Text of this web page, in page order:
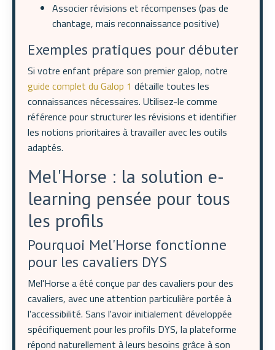
Associer révisions et récompenses (pas de
chantage, mais reconnaissance positive)
Exemples pratiques pour débuter
Si votre enfant prépare son premier galop, notre
guide complet du Galop 1 détaille toutes les
connaissances nécessaires. Utilisez-le comme
référence pour structurer les révisions et identifier
les notions prioritaires à travailler avec les outils
adaptés.
Mel'Horse : la solution e-
learning pensée pour tous
les profils
Pourquoi Mel'Horse fonctionne
pour les cavaliers DYS
Mel'Horse a été conçue par des cavaliers pour des
cavaliers, avec une attention particulière portée à
l'accessibilité. Sans l'avoir initialement développée
spécifiquement pour les profils DYS, la plateforme
répond naturellement à leurs besoins grâce à son